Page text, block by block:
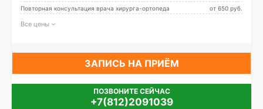
Повторная консультация врача хирурга-ортопеда
от 650 pуб.
Все цены
ЗАПИСЬ НА ПРИЁМ
ПОЗВОНИТЕ СЕЙЧАС
+7(812)2091039